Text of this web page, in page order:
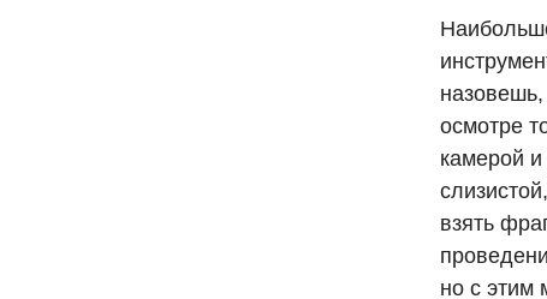
осмотре
камерой и
взять
но с этим